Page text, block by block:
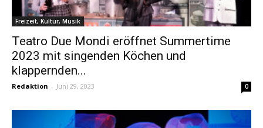
Freizeit, Kultur, Musik
Teatro Due Mondi eröffnet Summertime
2023 mit singenden Köchen und
klappernden...
Redaktion - Juni 29, 2023 0